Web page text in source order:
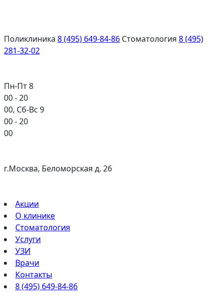
Поликлиника 8 (495) 649-84-86 Стоматология 8 (495)
281-32-02
Пн-Пт 8
00- 20
00, Сб-Вс 9
00- 20
00
г.Москва, Беломорская д. 26
Акции
О клинике
Стоматология
Услуги
УЗИ
Врачи
Контакты
8 (495) 649-84-86